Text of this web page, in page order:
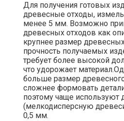
Для получения готовых
древесные отходы,
менее 5 мм. Возможно
древесных отходов как
крупнее размер
прочность получаемых
требует более высокой
что удорожает
больше размер
сложнее формовать
поэтому чаще используют
(мелкодисперсную
0,5 мм.